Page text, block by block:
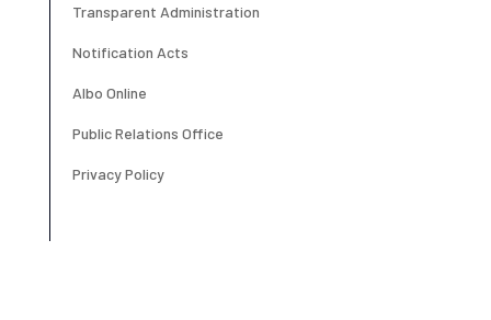
Transparent Administration
Notification Acts
Albo Online
Public Relations Office
Privacy Policy